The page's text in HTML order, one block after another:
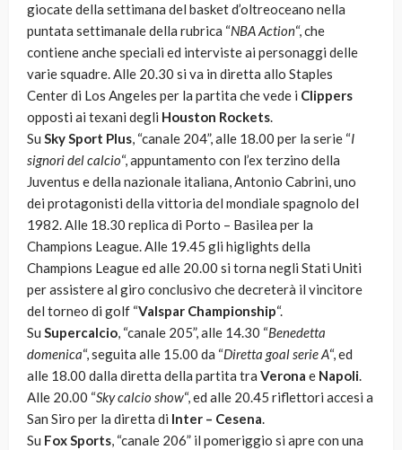
giocate della settimana del basket d’oltreoceano nella
puntata settimanale della rubrica “NBA Action“, che
contiene anche speciali ed interviste ai personaggi delle
varie squadre. Alle 20.30 si va in diretta allo Staples
Center di Los Angeles per la partita che vede i Clippers
opposti ai texani degli Houston Rockets.
Su Sky Sport Plus, “canale 204”, alle 18.00 per la serie “I
signori del calcio“, appuntamento con l’ex terzino della
Juventus e della nazionale italiana, Antonio Cabrini, uno
dei protagonisti della vittoria del mondiale spagnolo del
1982. Alle 18.30 replica di Porto – Basilea per la
Champions League. Alle 19.45 gli higlights della
Champions League ed alle 20.00 si torna negli Stati Uniti
per assistere al giro conclusivo che decreterà il vincitore
del torneo di golf “Valspar Championship“.
Su Supercalcio, “canale 205”, alle 14.30 “Benedetta
domenica“, seguita alle 15.00 da “Diretta goal serie A“, ed
alle 18.00 dalla diretta della partita tra Verona e Napoli.
Alle 20.00 “Sky calcio show“, ed alle 20.45 riflettori accesi a
San Siro per la diretta di Inter – Cesena.
Su Fox Sports, “canale 206” il pomeriggio si apre con una